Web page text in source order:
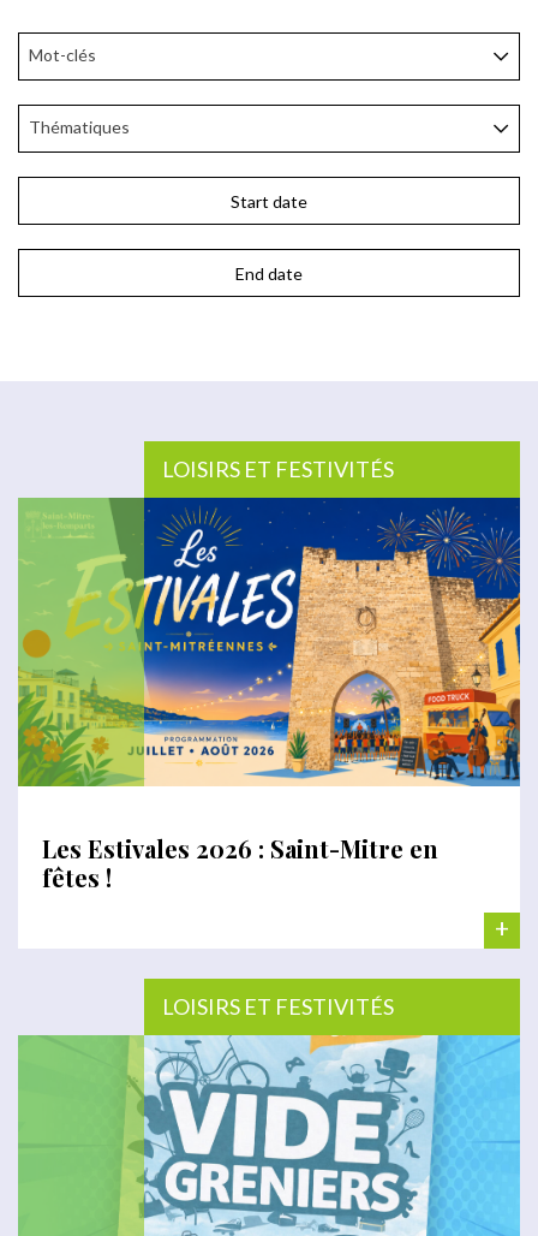
Mot-clés
Thématiques
LOISIRS ET FESTIVITÉS
Les Estivales 2026 : Saint-Mitre en
fêtes !
+
LOISIRS ET FESTIVITÉS